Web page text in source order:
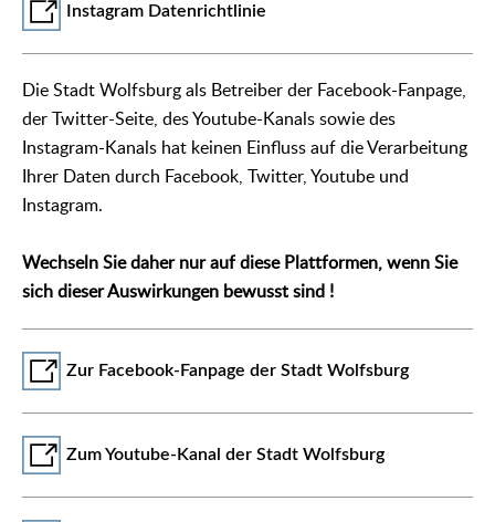
Instagram Datenrichtlinie
Die Stadt Wolfsburg als Betreiber der Facebook-Fanpage,
der Twitter-Seite, des Youtube-Kanals sowie des
Instagram-Kanals hat keinen Einfluss auf die Verarbeitung
Ihrer Daten durch Facebook, Twitter, Youtube und
Instagram.
Wechseln Sie daher nur auf diese Plattformen, wenn Sie
sich dieser Auswirkungen bewusst sind !
Zur Facebook-Fanpage der Stadt Wolfsburg
Zum Youtube-Kanal der Stadt Wolfsburg